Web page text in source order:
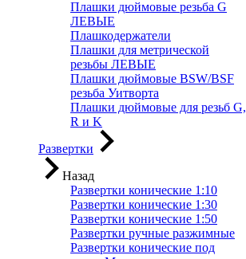
Плашки дюймовые резьба G
ЛЕВЫЕ
Плашкодержатели
Плашки для метрической
резьбы ЛЕВЫЕ
Плашки дюймовые BSW/BSF
резьба Уитворта
Плашки дюймовые для резьб G,
R и K
Развертки
Назад
Развертки конические 1:10
Развертки конические 1:30
Развертки конические 1:50
Развертки ручные разжимные
Развертки конические под